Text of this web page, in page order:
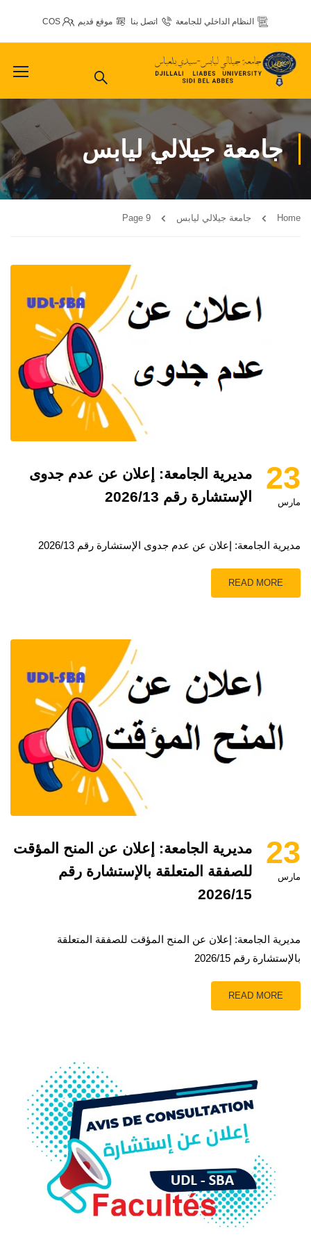
النظام الداخلي للجامعة اتصل بنا موقع قديم COS
جامعة جيلالي ليابس
Home جامعة جيلالي ليابس Page 9
23
مارس
مديرية الجامعة: إعلان عن عدم جدوى
الإستشارة رقم 2026/13
مديرية الجامعة: إعلان عن عدم جدوى الإستشارة رقم 2026/13
READ MORE
23
مارس
مديرية الجامعة: إعلان عن المنح المؤقت
للصفقة المتعلقة بالإستشارة رقم
2026/15
مديرية الجامعة: إعلان عن المنح المؤقت للصفقة المتعلقة
بالإستشارة رقم 2026/15
READ MORE